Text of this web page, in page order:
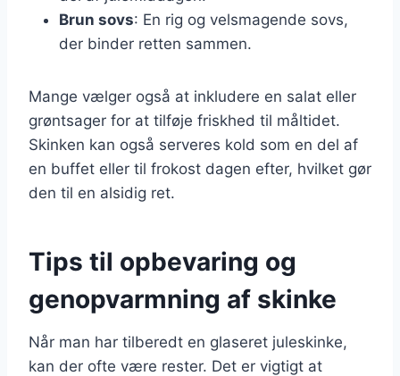
Brun sovs: En rig og velsmagende sovs,
der binder retten sammen.
Mange vælger også at inkludere en salat eller
grøntsager for at tilføje friskhed til måltidet.
Skinken kan også serveres kold som en del af
en buffet eller til frokost dagen efter, hvilket gør
den til en alsidig ret.
Tips til opbevaring og
genopvarmning af skinke
Når man har tilberedt en glaseret juleskinke,
kan der ofte være rester. Det er vigtigt at